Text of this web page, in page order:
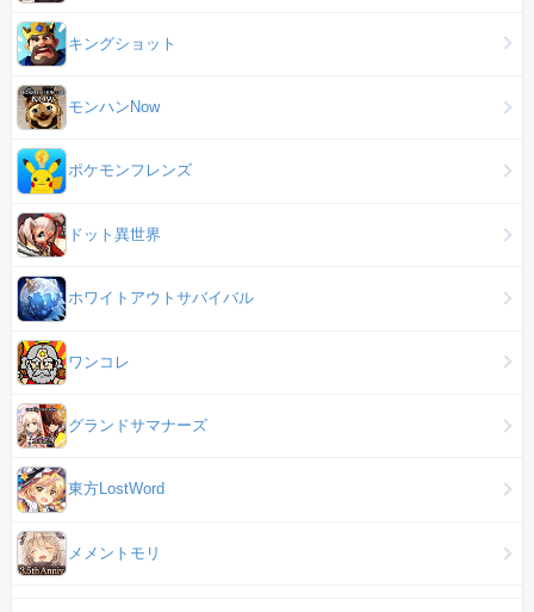
キングショット
モンハンNow
ポケモンフレンズ
ドット異世界
ホワイトアウトサバイバル
ワンコレ
グランドサマナーズ
東方LostWord
メメントモリ